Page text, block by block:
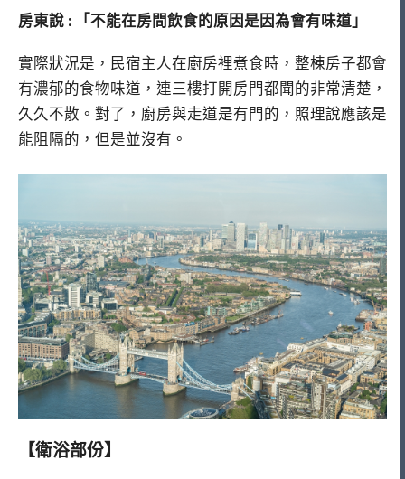
房東說 : 「不能在房間飲食的原因是因為會有味道」
實際狀況是，民宿主人在廚房裡煮食時，整棟房子都會
有濃郁的食物味道，連三樓打開房門都聞的非常清楚，
久久不散。對了，廚房與走道是有門的，照理說應該是
能阻隔的，但是並沒有。
【衛浴部份】